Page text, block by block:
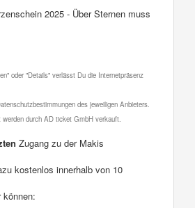
2025 - Über Sternen muss
oder "Details" verlässt Du die Internetpräsenz
des jeweiligen Anbieters.
durch AD ticket GmbH verkauft.
Zugang zu der Makis
kostenlos innerhalb von 10
können: